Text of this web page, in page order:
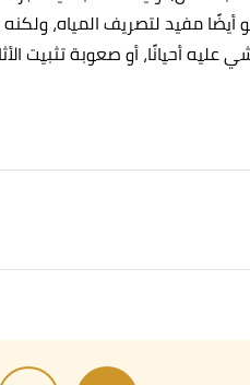
مفيد لتصريف المياه،
أحيانًا، أو صعوبة تثبيت